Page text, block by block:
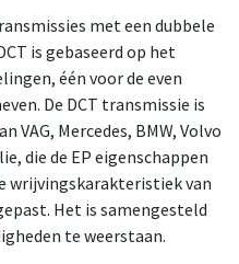
met een dubbele
is gebaseerd op het
één voor de even
De DCT transmissie is
VAG, Mercedes, BMW, Volvo
die de EP eigenschappen
wrijvingskarakteristiek van
Het is samengesteld
te weerstaan.